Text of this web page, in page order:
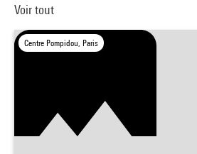
Voir tout
Centre Pompidou, Paris